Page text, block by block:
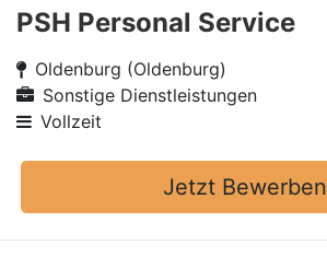
PSH Personal Service
Oldenburg (Oldenburg)
Sonstige Dienstleistungen
Vollzeit
Jetzt Bewerben